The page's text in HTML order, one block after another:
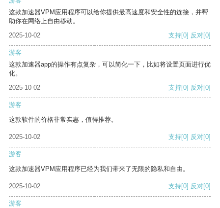
这款加速器VPM应用程序可以给你提供最高速度和安全性的连接，并帮
助你在网络上自由移动。
2025-10-02
支持[0] 反对[0]
游客
这款加速器app的操作有点复杂，可以简化一下，比如将设置页面进行优
化。
2025-10-02
支持[0] 反对[0]
游客
这款软件的价格非常实惠，值得推荐。
2025-10-02 支持[0] 反对[0]
游客
这款加速器VPM应用程序已经为我们带来了无限的隐私和自由。
2025-10-02 支持[0] 反对[0]
游客